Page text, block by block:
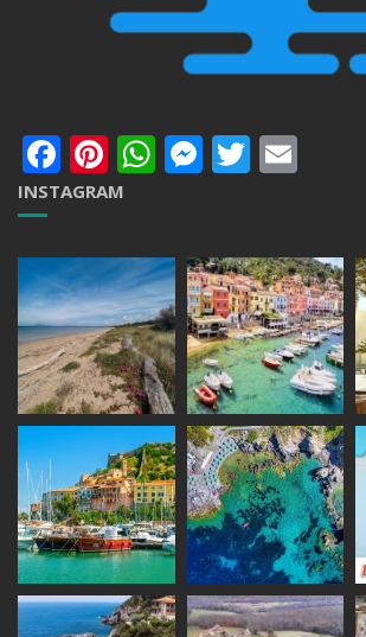
Facebook
Pinterest
WhatsApp
Messenger
Twitter
INSTAGRAM